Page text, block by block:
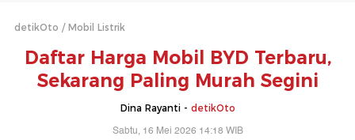
detikOto Mobil Listrik
Daftar Harga Mobil BYD Terbaru,
Sekarang Paling Murah Segini
Dina Rayanti - detikOto
Sabtu, 16 Mei 2026 14:18 WIB